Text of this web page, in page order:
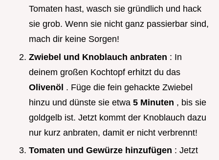
Tomaten hast, wasch sie gründlich und hack
sie grob. Wenn sie nicht ganz passierbar sind,
mach dir keine Sorgen!
Zwiebel und Knoblauch anbraten : In
deinem großen Kochtopf erhitzt du das
Olivenöl . Füge die fein gehackte Zwiebel
hinzu und dünste sie etwa 5 Minuten , bis sie
goldgelb ist. Jetzt kommt der Knoblauch dazu
nur kurz anbraten, damit er nicht verbrennt!
Tomaten und Gewürze hinzufügen : Jetzt